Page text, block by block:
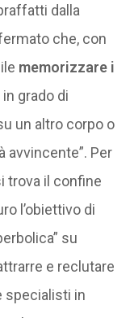
dalla
che, con
memorizzare i
in grado di
un altro corpo o
avvincente”. Per
trova il confine
l’obiettivo di
su
e reclutare
specialisti in